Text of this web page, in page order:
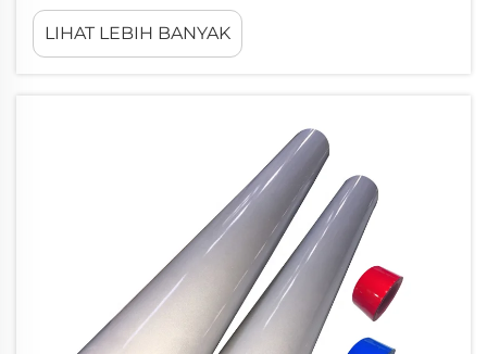
keterampilan dan perhatian terhadap detail.
Papan tanda tersedia di mana-mana. Anda
melihatnya di sekolah, toko, dan rumah sakit,
Xiangying berspesialisasi dalam produ...
LIHAT LEBIH BANYAK